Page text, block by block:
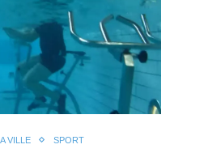
VILLE SPORT